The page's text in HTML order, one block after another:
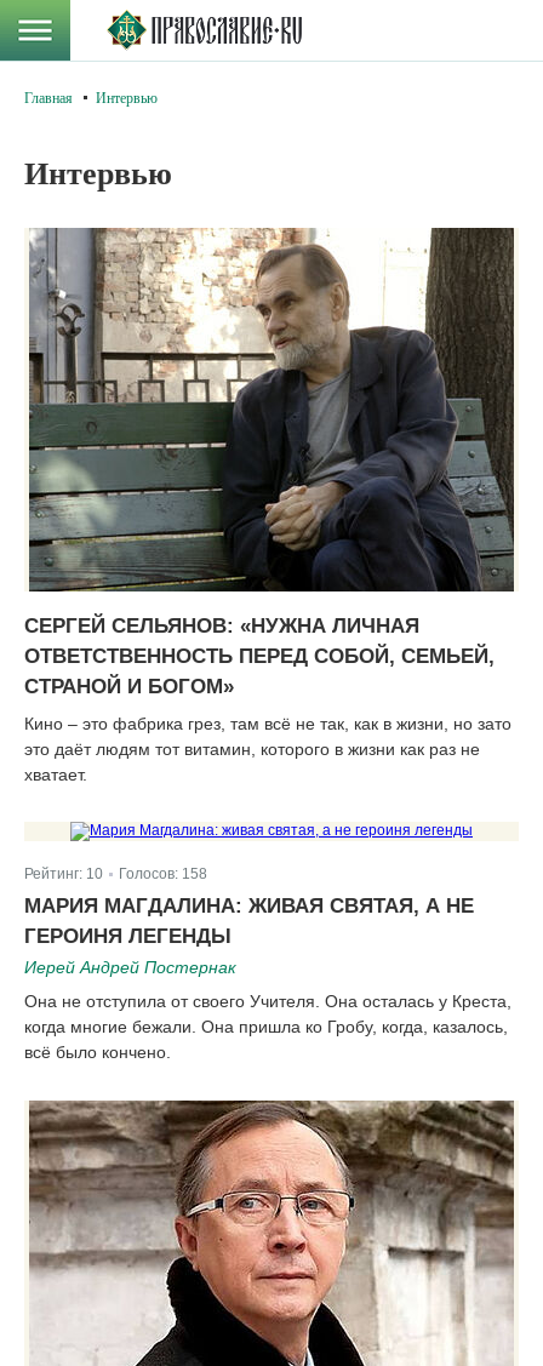
Главная Интервью
Интервью
СЕРГЕЙ СЕЛЬЯНОВ: «НУЖНА ЛИЧНАЯ
ОТВЕТСТВЕННОСТЬ ПЕРЕД СОБОЙ, СЕМЬЕЙ,
СТРАНОЙ И БОГОМ»
Кино – это фабрика грез, там всё не так, как в жизни, но зато
это даёт людям тот витамин, которого в жизни как раз не
хватает.
Рейтинг: 10 Голосов: 158
МАРИЯ МАГДАЛИНА: ЖИВАЯ СВЯТАЯ, А НЕ
ГЕРОИНЯ ЛЕГЕНДЫ
Иерей Андрей Постернак
Она не отступила от своего Учителя. Она осталась у Креста,
когда многие бежали. Она пришла ко Гробу, когда, казалось,
всё было кончено.